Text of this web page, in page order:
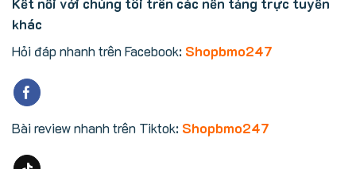
khác
Hỏi đáp nhanh trên Facebook: Shopbmo247
Bài review nhanh trên Tiktok: Shopbmo247